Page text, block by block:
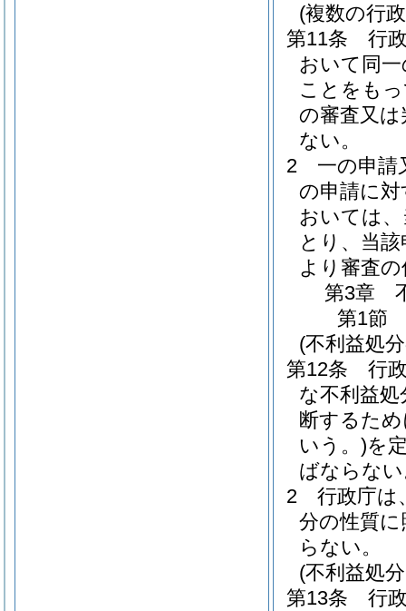
(複数の行
第11条
行
おいて同
ことをも
の審査又
ない。
2
一の申請
の申請に
おいては
とり、当
より審査
第3章
第1節
(不利益処
第12条
行
な不利益
断するた
いう。)を
ばならな
2
行政庁は
分の性質
らない。
(不利益処
第13条
行